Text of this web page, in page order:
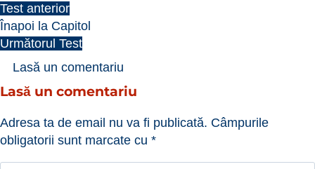
Test anterior
Înapoi la Capitol
Următorul Test
Lasă un comentariu
Lasă un comentariu
Adresa ta de email nu va fi publicată. Câmpurile
obligatorii sunt marcate cu *